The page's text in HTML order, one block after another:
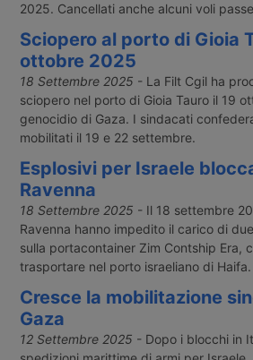
2025. Cancellati anche alcuni voli
Sciopero al porto di Gioia
ottobre 2025
18 Settembre 2025 - La Filt Cgil ha
sciopero nel porto di Gioia Tauro il 19
genocidio di Gaza. I sindacati
mobilitati il 19 e 22 settembre.
Esplosivi per Israele
Ravenna
18 Settembre 2025 - Il 18 settembre
Ravenna hanno impedito il carico di
sulla portacontainer Zim Contship Era,
trasportare nel porto israeliano di Haifa.
Cresce la mobilitazione
Gaza
12 Settembre 2025 - Dopo i blocchi in